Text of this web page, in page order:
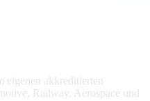
akkreditierten
Railway, Aerospace und